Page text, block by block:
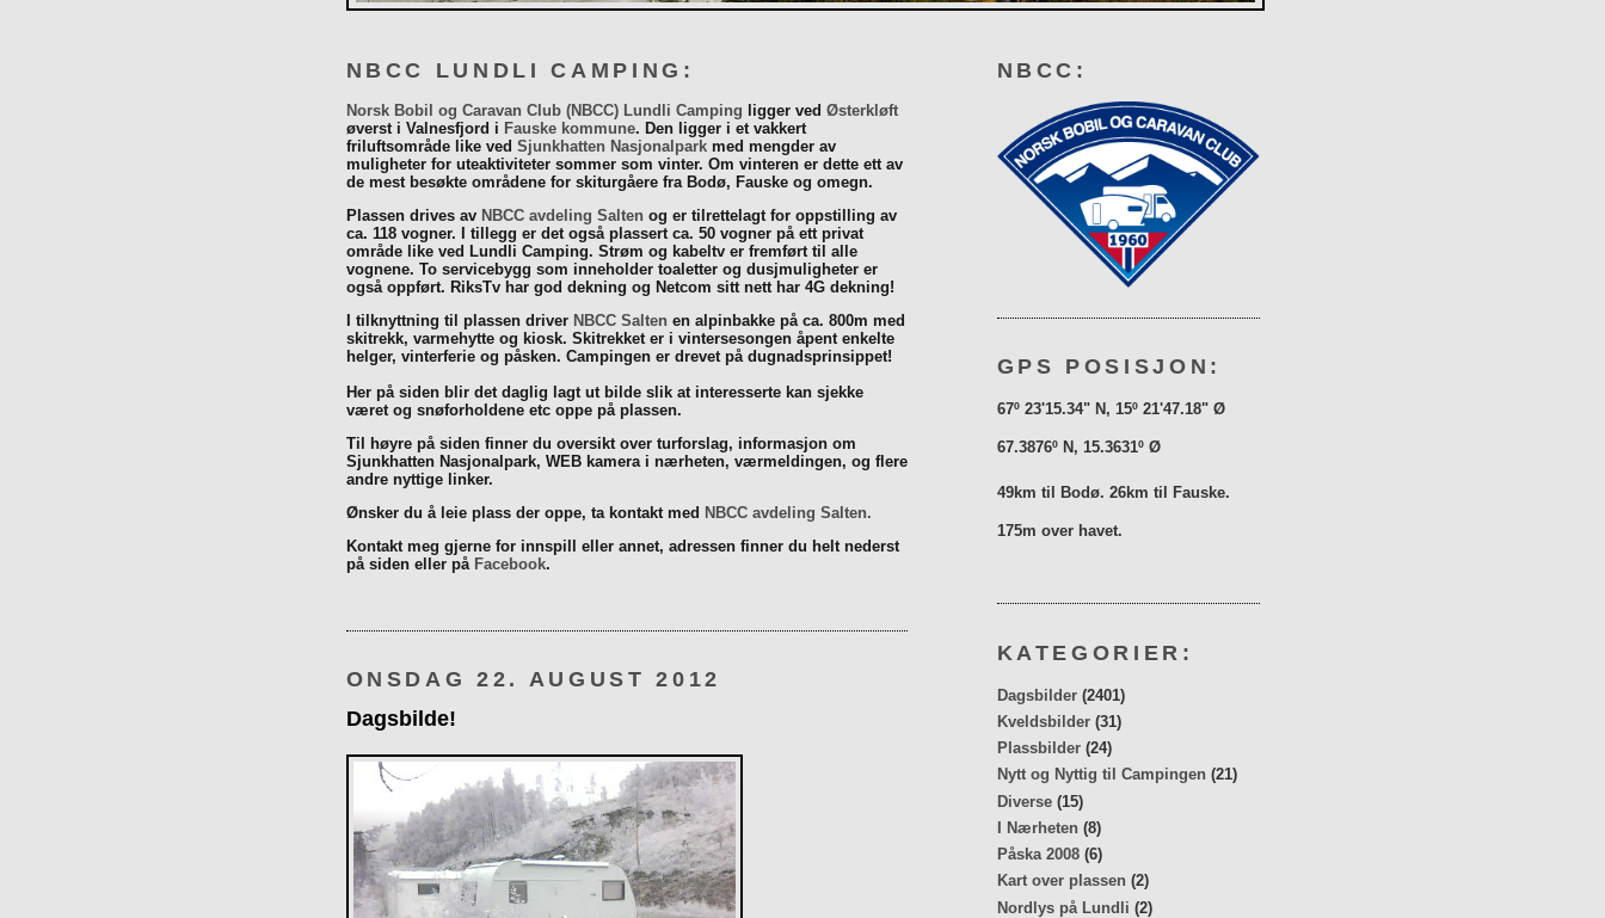
NBCC LUNDLI CAMPING:
Norsk Bobil og Caravan Club (NBCC) Lundli Camping ligger ved Østerkløft
øverst i Valnesfjord i Fauske kommune. Den ligger i et vakkert
friluftsområde like ved Sjunkhatten Nasjonalparkmed mengder av
muligheter for uteaktiviteter sommer som vinter. Om vinteren er dette ett av
de mest besøkte områdene for skiturgåere fra Bodø, Fauske og omegn.
Plassen drives av NBCC avdeling Salten og er tilrettelagt for oppstilling av
ca. 118 vogner. I tillegg er det også plassert ca. 50 vogner på ett privat
område like ved Lundli Camping. Strøm og kabeltv er fremført til alle
vognene. To servicebygg som inneholder toaletter og dusjmuligheter er
også oppført. RiksTv har god dekning og Netcom sitt nett har 4G dekning!
I tilknyttning til plassen driver NBCC Salten en alpinbakke på ca. 800m med
skitrekk, varmehytte og kiosk. Skitrekket er i vintersesongen åpent enkelte
helger, vinterferie og påsken. Campingen er drevet på dugnadsprinsippet!
Her på siden blir det daglig lagt ut bilde slik at interesserte kan sjekke
været og snøforholdene etc oppe på plassen.
Til høyre på siden finner du oversikt over turforslag, informasjon om
Sjunkhatten Nasjonalpark, WEB kamera i nærheten, værmeldingen, og flere
andre nyttige linker.
Ønsker du å leie plass der oppe, ta kontakt med NBCC avdeling Salten.
Kontakt meg gjerne for innspill eller annet, adressen finner du helt nederst
på siden eller på Facebook.
ONSDAG 22. AUGUST 2012
Dagsbilde!
NBCC:
GPS POSISJON:
67º 23'15.34" N, 15º 21'47.18" Ø
67.3876º N, 15.3631º Ø
49km til Bodø. 26km til Fauske.
175m over havet.
KATEGORIER:
Dagsbilder (2401)
Kveldsbilder (31)
Plassbilder (24)
Nytt og Nyttig til Campingen (21)
Diverse (15)
I Nærheten (8)
Påska 2008 (6)
Kart over plassen (2)
Nordlys på Lundli (2)